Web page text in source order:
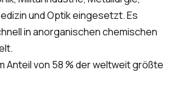
und Optik eingesetzt. Es
in anorganischen chemischen
Anteil von 58 % der weltweit größte